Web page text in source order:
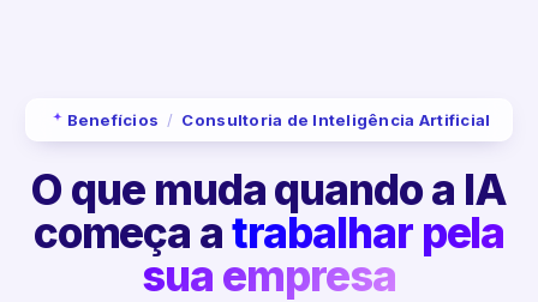
Benefícios / Consultoria de Inteligência Artificial
O que muda quando a IA
começa atrabalhar pela
sua empresa